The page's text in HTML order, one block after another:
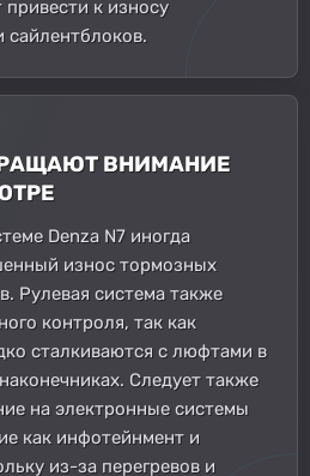
к износу
сайлентблоков.
ВНИМАНИЕ
Denza N7 иногда
износ тормозных
Рулевая система также
контроля, так как
сталкиваются с люфтами в
Следует также
на электронные системы
как инфотейнмент и
из-за перегревов и